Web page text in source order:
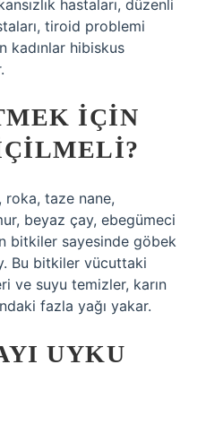
hastaları, düzenli
tiroid problemi
kadınlar hibiskus
IÇIN
taze nane,
beyaz çay, ebegümeci
bitkiler sayesinde göbek
Bu bitkiler vücuttaki
ve suyu temizler, karın
fazla yağı yakar.
UYKU